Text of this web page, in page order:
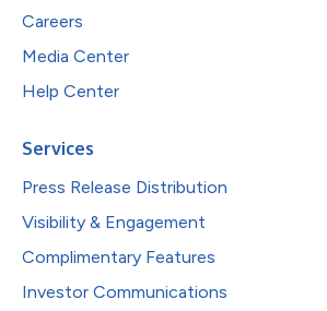
Careers
Media Center
Help Center
Services
Press Release Distribution
Visibility & Engagement
Complimentary Features
Investor Communications